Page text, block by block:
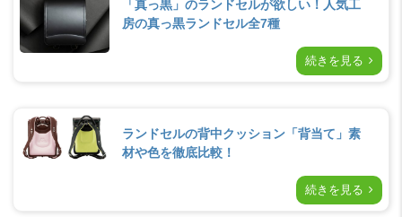
「真っ黒」のランドセルが欲しい！人気工
房の真っ黒ランドセル全7種
続きを見る
ランドセルの背中クッション「背当て」素
材や色を徹底比較！
続きを見る